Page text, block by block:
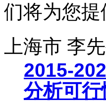
们将为您
上海市 李
2015-
分析可